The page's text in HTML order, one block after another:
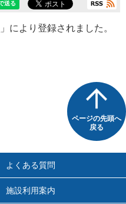
」により登録されました。
ページの先頭へ
戻る
よくある質問
施設利用案内